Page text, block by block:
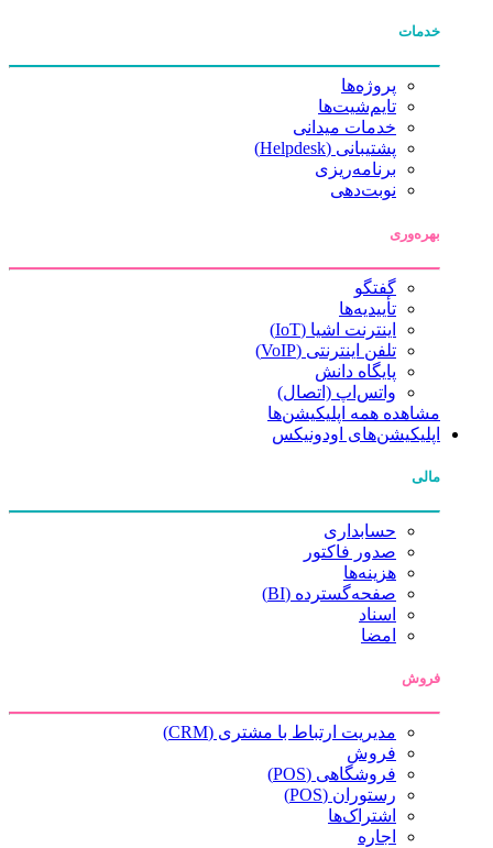
خدمات
پروژه‌ها
تایم‌شیت‌ها
خدمات میدانی
پشتیبانی (Helpdesk)
برنامه‌ریزی
نوبت‌دهی
بهره‌وری
گفتگو
تأییدیه‌ها
اینترنت اشیا (IoT)
تلفن اینترنتی (VoIP)
پایگاه دانش
واتس‌اپ (اتصال)
مشاهده همه اپلیکیشن‌ها
اپلیکیشن‌های اودونیکس
مالی
حسابداری
صدور فاکتور
هزینه‌ها
صفحه‌گسترده (BI)
اسناد
امضا
فروش
مدیریت ارتباط با مشتری (CRM)
فروش
فروشگاهی (POS)
رستوران (POS)
اشتراک‌ها
اجاره